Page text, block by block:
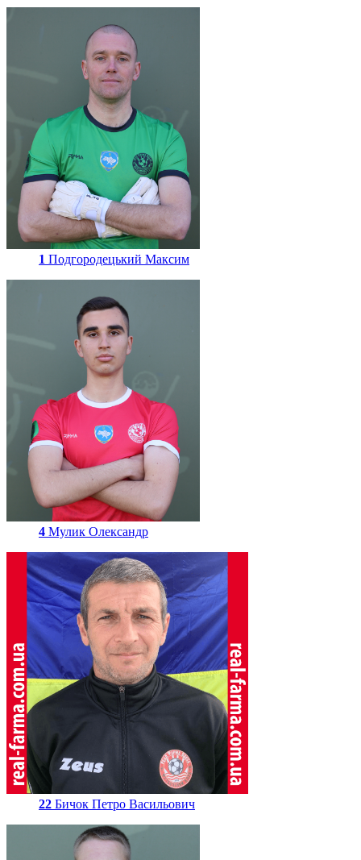
1 Подгородецький Максим
4 Мулик Олександр
22 Бичок Петро Васильович